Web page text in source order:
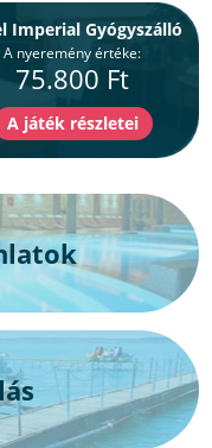
Imperial Gyógyszálló
A nyeremény értéke:
75.800 Ft